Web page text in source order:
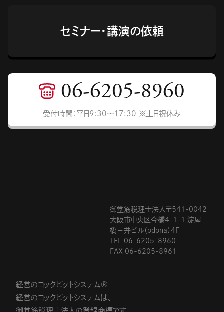
セミナー・講演の依頼
06-6205-8960
受付時間：平日9:30〜17:30 ※土日祝休み
御堂筋税理士法人〒541-0042
大阪市中央区今橋4-1-1 淀屋
橋三井ビル（odona）4F
TEL 06-6205-8960
FAX 06-6205-8961
経営のコックピットシステム®
経営のコックピットシステムは、